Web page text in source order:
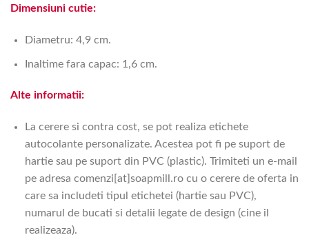
Dimensiuni cutie:
Diametru: 4,9 cm.
Inaltime fara capac: 1,6 cm.
Alte informatii:
La cerere si contra cost, se pot realiza etichete
autocolante personalizate. Acestea pot fi pe suport de
hartie sau pe suport din PVC (plastic). Trimiteti un e-mail
pe adresa comenzi[at]soapmill.ro cu o cerere de oferta in
care sa includeti tipul etichetei (hartie sau PVC),
numarul de bucati si detalii legate de design (cine il
realizeaza).